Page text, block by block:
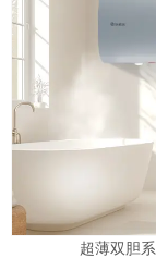
超薄双胆